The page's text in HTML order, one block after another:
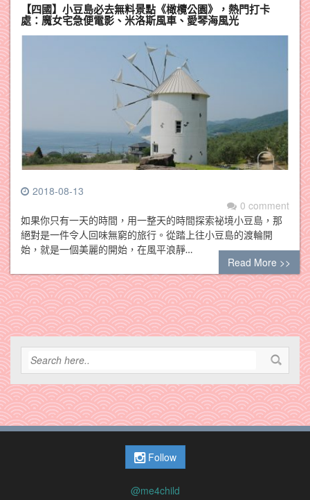
【四國】小豆島必去無料景點《橄欖公園》，熱門打卡
處：魔女宅急便電影、米洛斯風車、愛琴海風光
2018-08-13
0 comment
如果你只有一天的時間，用一整天的時間探索祕境小豆島，那
絕對是一件令人回味無窮的旅行。從踏上往小豆島的渡輪開
始，就是一個美麗的開始，在風平浪靜…
Read More >>
Follow
@me4child